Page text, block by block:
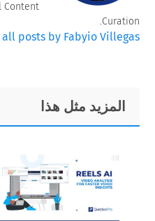
Content
Curation.
all posts by Fabyio Villegas
Primary
Sidebar
Footer
المزيد مثل هذا